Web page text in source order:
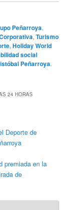
Peñarroya,
,Turismo
,Holiday World
social
Peñarroya.
24 HORAS
Deporte de
premiada en la
de